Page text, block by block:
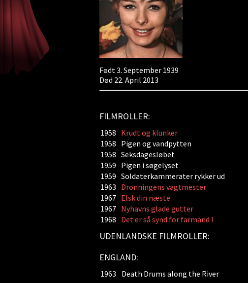
Født 3. September 1939
Død 22. April 2013
FILMROLLER:
1958 Krudt og klunker
1958 Pigen og vandpytten
1958 Seksdagesløbet
1959 Pigen i søgelyset
1959 Soldaterkammerater rykker ud
1963 Dronningens vagtmester
1967 Elsk din næste
1967 Nyhavns glade gutter
1968 Det er så synd for farmand !
UDENLANDSKE FILMROLLER:
ENGLAND:
1963 Death Drums along the River